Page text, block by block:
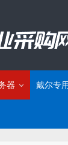
器 戴尔专